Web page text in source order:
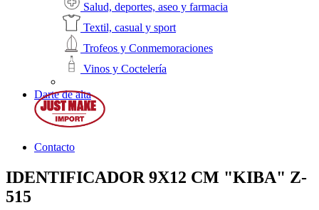
Salud, deportes, aseo y farmacia
Textil, casual y sport
Trofeos y Conmemoraciones
Vinos y Coctelería
Darte de alta
Contacto
IDENTIFICADOR 9X12 CM "KIBA" Z-
515